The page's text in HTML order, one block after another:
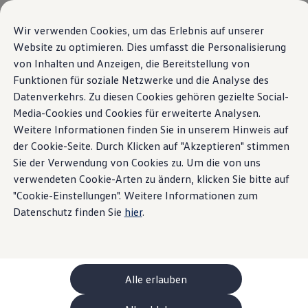
Wir verwenden Cookies, um das Erlebnis auf unserer
Website zu optimieren. Dies umfasst die Personalisierung
von Inhalten und Anzeigen, die Bereitstellung von
Funktionen für soziale Netzwerke und die Analyse des
Datenverkehrs. Zu diesen Cookies gehören gezielte Social-
Media-Cookies und Cookies für erweiterte Analysen.
Weitere Informationen finden Sie in unserem Hinweis auf
der Cookie-Seite. Durch Klicken auf "Akzeptieren" stimmen
Sie der Verwendung von Cookies zu. Um die von uns
verwendeten Cookie-Arten zu ändern, klicken Sie bitte auf
"Cookie-Einstellungen". Weitere Informationen zum
Datenschutz finden Sie hier.
Alle erlauben
Zum
Hauptinhalt
springen
Zum
Footer
springen
Ihre Konfiguration
Sondermodelle UNITED
Beratung und Kauf
Aktuelle Angebote
Geschäftskunden und Flotten
Sofort verfügbare Fahrzeuge
Occasionen
Finanzierung
Leasing-Rechner
Elektromobilität
Kosten und Finanzierung
Laden und Reichweite
Zuhause Laden
Unterwegs Laden
Bidirektionales Laden
Erneuerbare Energielösung: Helion
ChargeOn
Technologie und Batterie
Wie das Batteriesystem der ID. Modelle